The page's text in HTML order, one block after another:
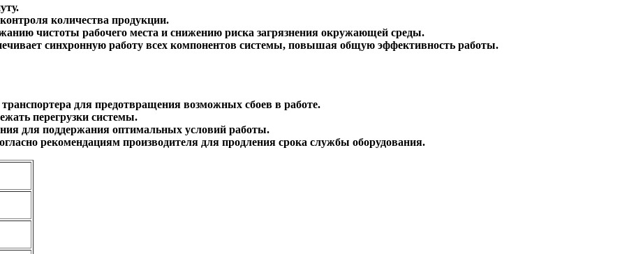
количества продукции.
чистоты рабочего места и снижению риска загрязнения окружающей среды.
для предотвращения возможных сбоев в работе.
перегрузки системы.
для поддержания оптимальных условий работы.